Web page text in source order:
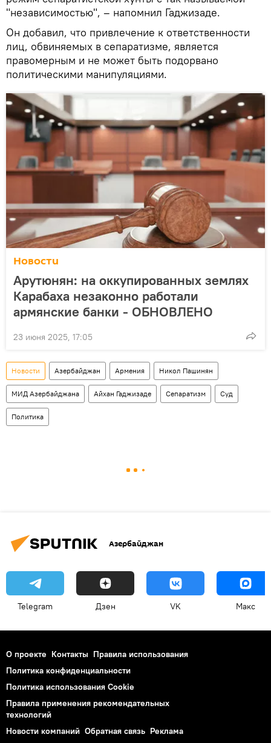
"независимостью", – напомнил Гаджизаде.
Он добавил, что привлечение к ответственности
лиц, обвиняемых в сепаратизме, является
правомерным и не может быть подорвано
политическими манипуляциями.
Новости
Арутюнян: на оккупированных землях
Карабаха незаконно работали
армянские банки - ОБНОВЛЕНО
23 июня 2025, 17:05
Новости Азербайджан Армения Никол Пашинян
МИД Азербайджана Айхан Гаджизаде Сепаратизм Суд
Политика
Азербайджан
Telegram Дзен VK Макс
О проекте Контакты Правила использования
Политика конфиденциальности
Политика использования Cookie
Правила применения рекомендательных
технологий
Новости компаний Обратная связь Реклама